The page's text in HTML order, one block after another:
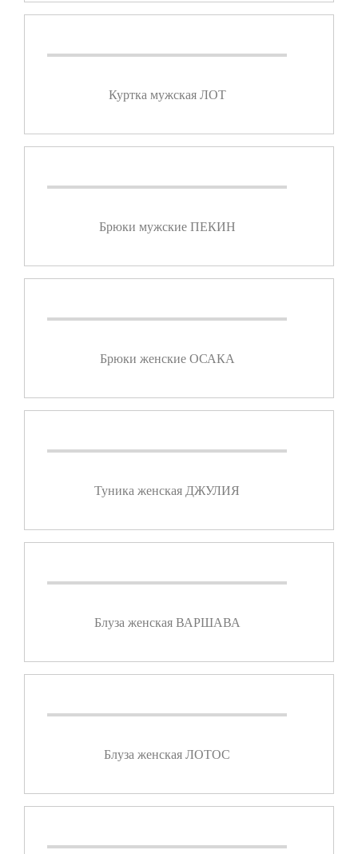
Куртка мужская ЛОТ
Брюки мужские ПЕКИН
Брюки женские ОСАКА
Туника женская ДЖУЛИЯ
Блуза женская ВАРШАВА
Блуза женская ЛОТОС